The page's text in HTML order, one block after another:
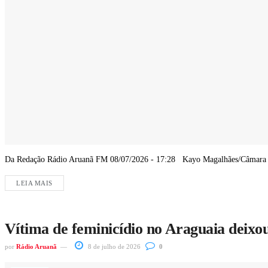
Da Redação Rádio Aruanã FM 08/07/2026 - 17:28 Kayo Magalhães/
LEIA MAIS
Vítima de feminicídio no Araguaia
por Rádio Aruanã 8 de julho de 2026 0